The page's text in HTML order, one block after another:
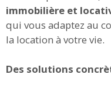
immobilière et
qui vous adaptez au
la location à votre vie.
Des solutions